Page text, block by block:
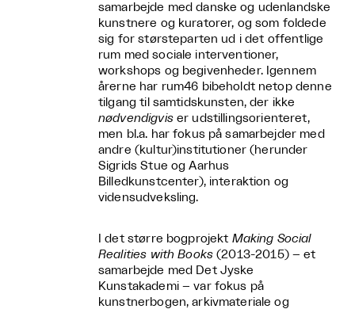
samarbejde med danske og udenlandske
kunstnere og kuratorer, og som foldede
sig for størsteparten ud i det offentlige
rum med sociale interventioner,
workshops og begivenheder. Igennem
årerne har rum46 bibeholdt netop denne
tilgang til samtidskunsten, der ikke
nødvendigviser udstillingsorienteret,
men bl.a. har fokus på samarbejder med
andre (kultur)institutioner (herunder
Sigrids Stue og Aarhus
Billedkunstcenter), interaktion og
vidensudveksling.
I det større bogprojekt Making Social
Realities with Books (2013-2015) – et
samarbejde med Det Jyske
Kunstakademi – var fokus på
kunstnerbogen, arkivmateriale og